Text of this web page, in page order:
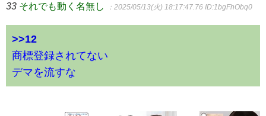
33 それでも動く名無し ：2025/05/13(火) 18:17:47.76 ID:1bgFhObq0
>>12
商標登録されてない
デマを流すな